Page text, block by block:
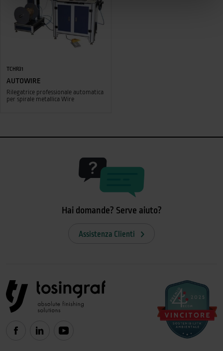
TCHR31
AUTOWIRE
Rilegatrice professionale automatica
per spirale metallica Wire
Hai domande? Serve aiuto?
Assistenza Clienti